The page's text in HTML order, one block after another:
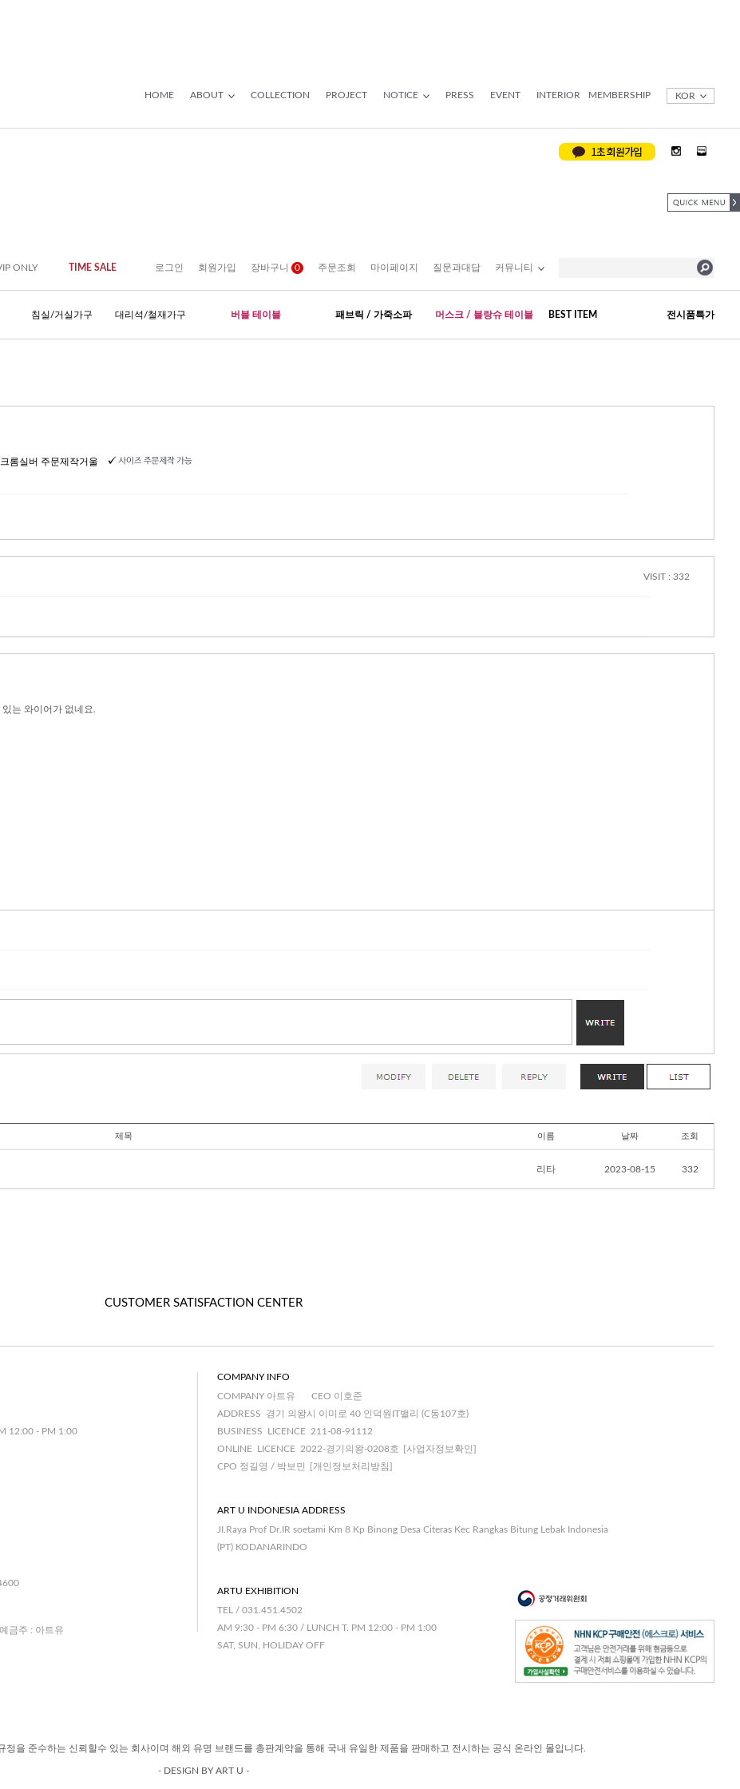
HOME ABOUT COLLECTION PROJECT NOTICE PRESS EVENT INTERIOR MEMBERSHIP KOR
ONLY TIME SALE 로그인 회원가입 장바구니 0 주문조회 마이페이지 질문과대답 커뮤니티
침실/거실가구 대리석/철재가구 버블 테이블 패브릭 / 가죽소파 머스크 / 블랑슈 테이블 BEST ITEM 전시품특가
롬실버 주문제작거울
VISIT : 332
는 와이어가 없네요.
제목 이름 날짜 조회
리타 2023-08-15 332
CUSTOMER SATISFACTION CENTER
12:00 - PM 1:00
금주 : 아트유
COMPANY INFO
COMPANY 아트유
CEO 이호준
ADDRESS 경기 의왕시 이미로 40 인덕원IT밸리 (C동107호)
BUSINESS LICENCE 211-08-91112
ONLINE LICENCE 2022-경기의왕-0208호
[사업자정보확인]
CPO 정길영 / 박보민
[개인정보처리방침]
ART U INDONESIA ADDRESS
JI.Raya Prof Dr.IR soetami Km 8 Kp Binong Desa Citeras Kec Rangkas Bitung Lebak Indonesia
(PT) KODANARINDO
ARTU EXHIBITION
TEL / 031.451.4502
AM 9:30 - PM 6:30 / LUNCH T. PM 12:00 - PM 1:00
SAT, SUN, HOLIDAY OFF
정을 준수하는 신뢰할수 있는 회사이며 해외 유명 브랜드를 총판계약을 통해 국내 유일한 제품을 판매하고 전시하는 공식 온라인 몰입니다.
- DESIGN BY ART U -